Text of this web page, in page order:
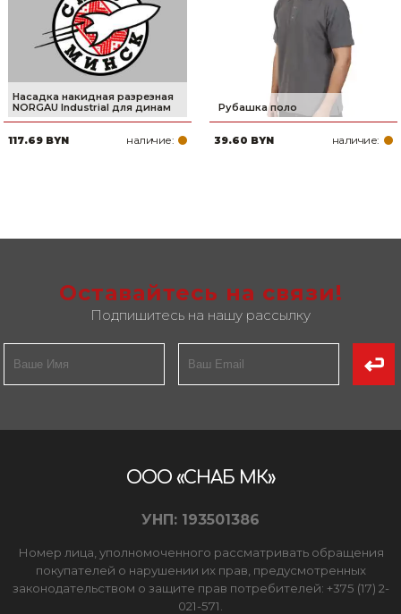
Насадка накидная разрезная
NORGAU Industrial для динам
117.69 BYN наличие:
Рубашка поло
39.60 BYN наличие:
Оставайтесь на связи!
Подпишитесь на нашу рассылку
ООО «СНАБ МК»
УНП: 193501386
Номер лица, уполномоченного рассматривать обращения
покупателей о нарушении их прав, предусмотренных
законодательством о защите прав потребителей: +375 (17) 2-
021-571.